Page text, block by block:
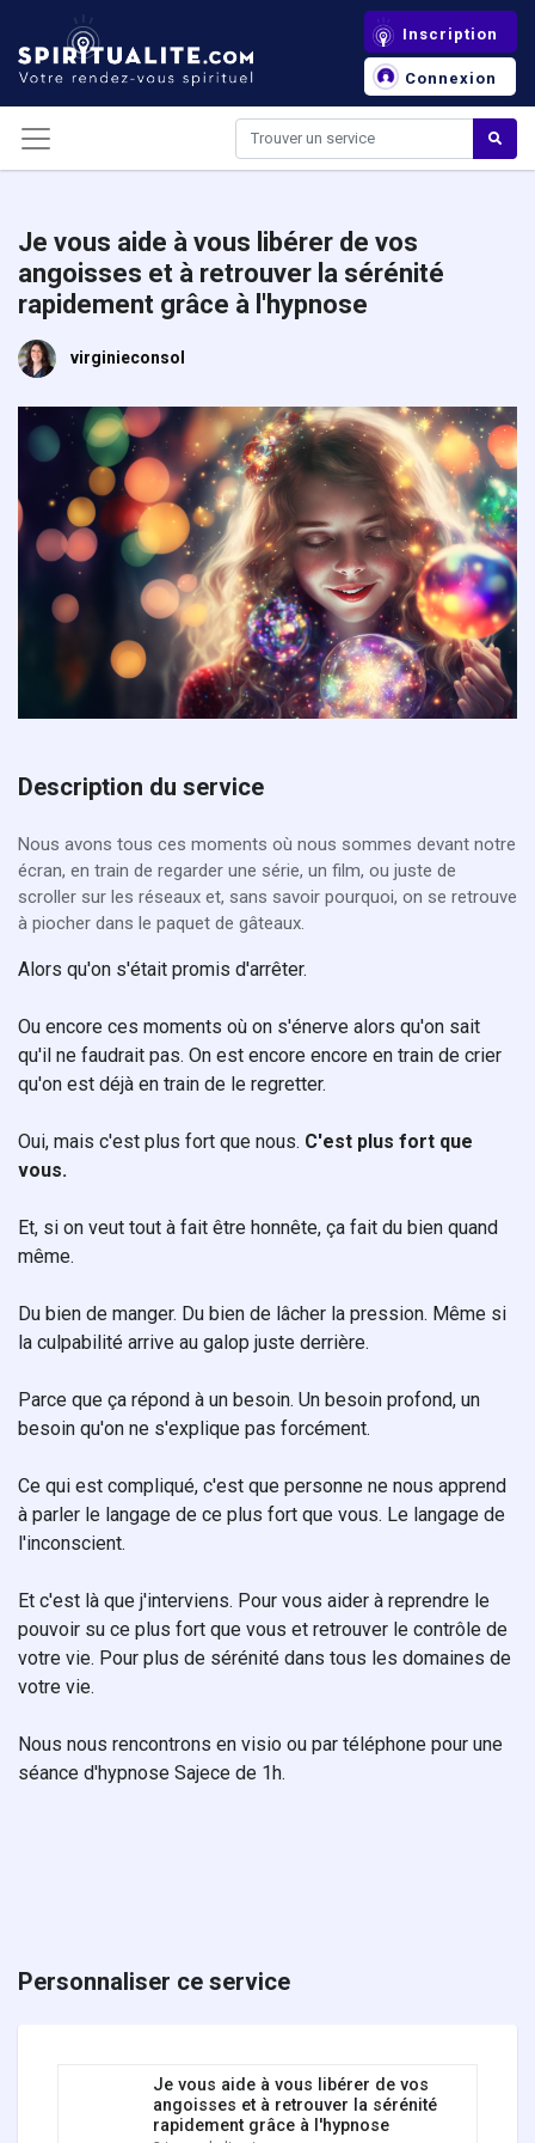
Inscription
Connexion
Je vous aide à vous libérer de vos
angoisses et à retrouver la sérénité
rapidement grâce à l'hypnose
virginieconsol
Description du service
Nous avons tous ces moments où nous sommes devant notre
écran, en train de regarder une série, un film, ou juste de
scroller sur les réseaux et, sans savoir pourquoi, on se retrouve
à piocher dans le paquet de gâteaux.
Alors qu'on s'était promis d'arrêter.
Ou encore ces moments où on s'énerve alors qu'on sait
qu'il ne faudrait pas. On est encore encore en train de crier
qu'on est déjà en train de le regretter.
Oui, mais c'est plus fort que nous. C'est plus fort que
vous.
Et, si on veut tout à fait être honnête, ça fait du bien quand
même.
Du bien de manger. Du bien de lâcher la pression. Même si
la culpabilité arrive au galop juste derrière.
Parce que ça répond à un besoin. Un besoin profond, un
besoin qu'on ne s'explique pas forcément.
Ce qui est compliqué, c'est que personne ne nous apprend
à parler le langage de ce plus fort que vous. Le langage de
l'inconscient.
Et c'est là que j'interviens. Pour vous aider à reprendre le
pouvoir su ce plus fort que vous et retrouver le contrôle de
votre vie. Pour plus de sérénité dans tous les domaines de
votre vie.
Nous nous rencontrons en visio ou par téléphone pour une
séance d'hypnose Sajece de 1h.
Personnaliser ce service
Je vous aide à vous libérer de vos
angoisses et à retrouver la sérénité
rapidement grâce à l'hypnose